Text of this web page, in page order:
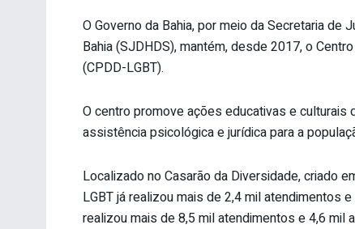
O Governo da Bahia, por meio da Secretaria
Bahia (SJDHDS), mantém, desde 2017, o
(CPDD-LGBT).
O centro promove ações educativas e culturais
assistência psicológica e jurídica para a
Localizado no Casarão da Diversidade, criado
LGBT já realizou mais de 2,4 mil atendimentos
realizou mais de 8,5 mil atendimentos e 4,6 mil